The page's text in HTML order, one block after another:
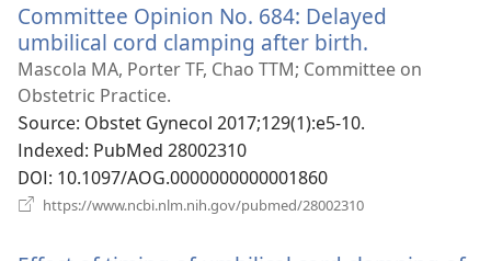
창
기)
Committee Opinion No. 684: Delayed
umbilical cord clamping after birth.
로
Mascola MA, Porter TF, Chao TTM; Committee on
Obstetric Practice.
Source‎: Obstet Gynecol 2017;129(1):e5-10.
Indexed‎: PubMed 28002310
DOI‎: 10.1097/AOG.0000000000001860
https://www.ncbi.nlm.nih.gov/pubmed/28002310